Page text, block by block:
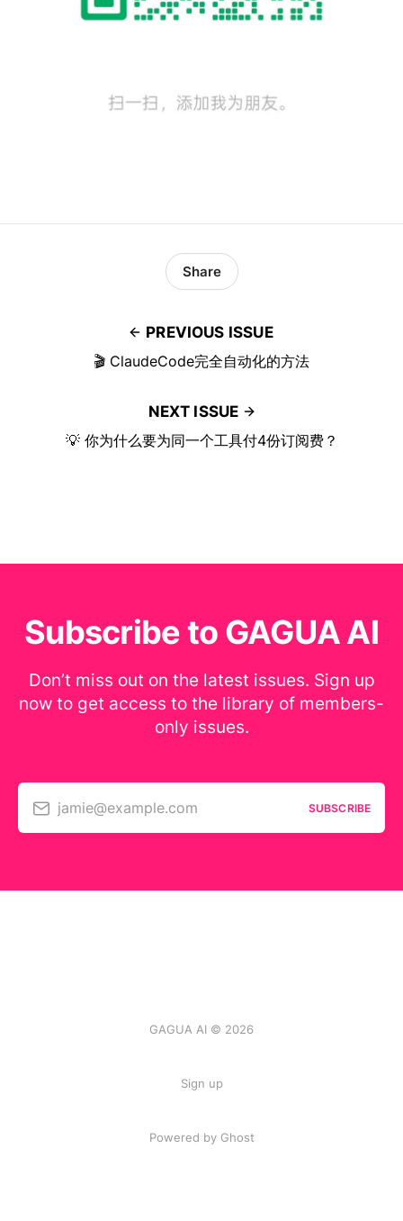
PREVIOUS ISSUE
🎬 ClaudeCode完全自动化的方法
Share
NEXT ISSUE
💡 你为什么要为同一个工具付4份订阅费？
Subscribe to GAGUA AI
Don’t miss out on the latest issues. Sign up
now to get access to the library of members-
only issues.
jamie@example.com SUBSCRIBE
GAGUA AI © 2026
Sign up
Powered by Ghost